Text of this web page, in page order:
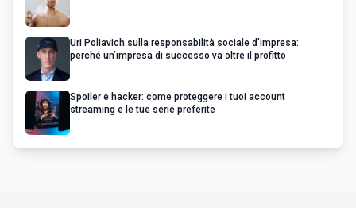
Uri Poliavich sulla responsabilità sociale d’impresa:
perché un’impresa di successo va oltre il profitto
Spoiler e hacker: come proteggere i tuoi account
streaming e le tue serie preferite